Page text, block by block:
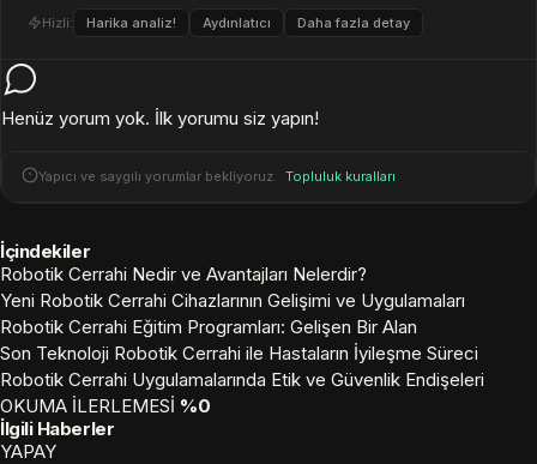
Hizli: Harika analiz! Aydınlatıcı Daha fazla detay
Henüz yorum yok. İlk yorumu siz yapın!
Yapıcı ve saygılı yorumlar bekliyoruz. Topluluk kuralları
İçindekiler
Robotik Cerrahi Nedir ve Avantajları Nelerdir?
Yeni Robotik Cerrahi Cihazlarının Gelişimi ve Uygulamaları
Robotik Cerrahi Eğitim Programları: Gelişen Bir Alan
Son Teknoloji Robotik Cerrahi ile Hastaların İyileşme Süreci
Robotik Cerrahi Uygulamalarında Etik ve Güvenlik Endişeleri
OKUMA İLERLEMESİ %0
İlgili Haberler
YAPAY